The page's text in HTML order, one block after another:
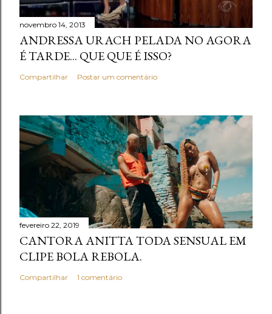
novembro 14, 2013
ANDRESSA URACH PELADA NO AGORA
É TARDE... QUE QUE É ISSO?
Compartilhar Postar um comentário
fevereiro 22, 2019
CANTORA ANITTA TODA SENSUAL EM
CLIPE BOLA REBOLA.
Compartilhar 1 comentário